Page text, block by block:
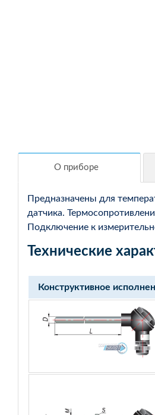
Предназначены для
датчика.
Подключение к
Технические
Конструктивное